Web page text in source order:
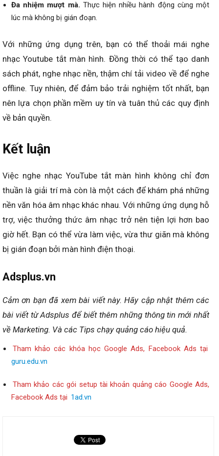
Đa nhiệm mượt mà. Thực hiện nhiều hành động cùng một
lúc mà không bị gián đoạn.
Với những ứng dụng trên, bạn có thể thoải mái nghe
nhạc Youtube tắt màn hình. Đồng thời có thể tạo danh
sách phát, nghe nhạc nền, thậm chí tải video về để nghe
offline. Tuy nhiên, để đảm bảo trải nghiệm tốt nhất, bạn
nên lựa chọn phần mềm uy tín và tuân thủ các quy định
về bản quyền.
Kết luận
Việc nghe nhạc YouTube tắt màn hình không chỉ đơn
thuần là giải trí mà còn là một cách để khám phá những
nền văn hóa âm nhạc khác nhau. Với những ứng dụng hỗ
trợ, việc thưởng thức âm nhạc trở nên tiện lợi hơn bao
giờ hết. Bạn có thể vừa làm việc, vừa thư giãn mà không
bị gián đoạn bởi màn hình điện thoại.
Adsplus.vn
Cảm ơn bạn đã xem bài viết này. Hãy cập nhật thêm các
bài viết từ Adsplus để biết thêm những thông tin mới nhất
về Marketing. Và các Tips chạy quảng cáo hiệu quả.
Tham khảo các khóa học Google Ads, Facebook Ads tại
guru.edu.vn
Tham khảo các gói setup tài khoản quảng cáo Google Ads,
Facebook Ads tại 1ad.vn